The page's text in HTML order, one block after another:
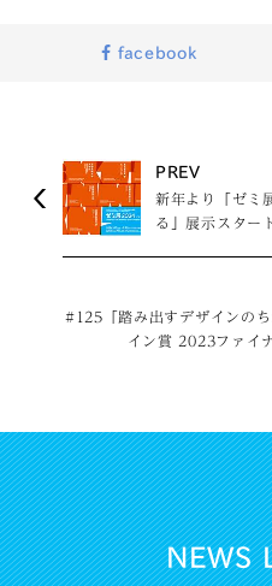
facebook
PREV
新年より「ゼミ
る」展示スター
#125「踏み出すデザインの
イン賞 2023ファイ
NEWS